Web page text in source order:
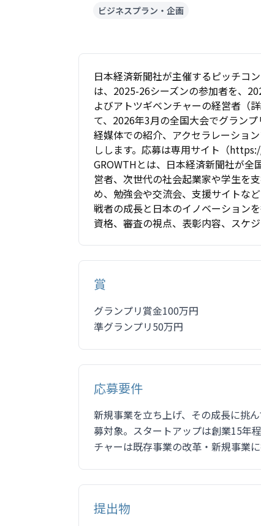
ビジネスプラン・企画
日本経済新聞社が主催するピッチコ
は、2025-26シーズンの参加者を、
よびアトツギベンチャーの経営者（
て、2026年3月の全国大会でグラン
経媒体での紹介、アクセラレーショ
しします。応募は専用サイト（
GROWTHとは、日本経済新聞社が
営者、次世代の社会起業家や学生を
め、勉強会や交流会、支援サイトな
戦者の成長と日本のイノベーション
資格、審査の視点、表彰内容、スケ
賞
グランプリ賞金100万円
準グランプリ50万円
応募要件
新規事業を立ち上げ、その成長に挑
募対象。スタートアップは創業15年
チャーは既存事業の改革・新規事業
提出物